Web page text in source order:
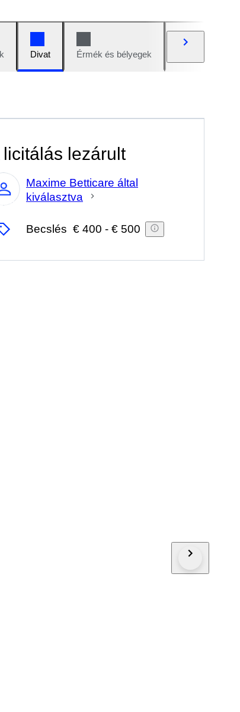
Divat Érmék és bélyegek
licitálás lezárult
Maxime Betticare által
kiválasztva
Becslés € 400 - € 500